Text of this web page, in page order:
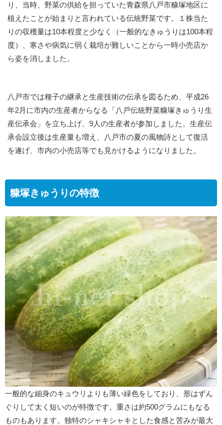
り、当時、野菜の供給を担っていた青森県八戸市糠塚地区に
植えたことが始まりと言われている伝統野菜です。１株当た
りの収穫量は10本程度と少なく（一般的なきゅうりは100本程
度）、寒さや病気に弱く栽培が難しいことから一時小売店か
ら姿を消しました。
八戸市では種子の継承と生産技術の伝承を図るため、平成26
年2月に市内の生産者からなる「八戸伝統野菜糠塚きゅうり生
産伝承会」を立ち上げ、9人の生産者が参加しました。生産伝
承会設立後は生産量も増え、八戸市の夏の風物詩として復活
を遂げ、市内の小売店等でも見かけるようになりました。
糠塚きゅうりの特徴
一般的な細身のキュウリよりも薄い緑色をしており、形はずん
ぐりして太く短いのが特徴です。重さは約500グラムにもなる
ものもあります。独特のシャキシャキとした食感と苦みが最大